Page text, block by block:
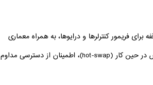
برای فریمور کنترلرها و درایوها، به همراه معماری
سیستم با پشتیبانی از کنترلرها، درایوها و منبع تغذیه‌های قابل تعویض در حین کار (hot-swap)، اطمینان از دسترسی مداوم